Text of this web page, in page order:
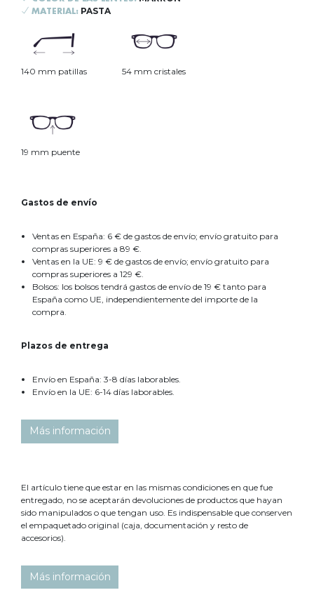
MATERIAL: PASTA
140 mm patillas 54 mm cristales
19 mm puente
Gastos de envío
Ventas en España: 6 € de gastos de envío; envío gratuito para
compras superiores a 89 €.
Ventas en la UE: 9 € de gastos de envío; envío gratuito para
compras superiores a 129 €.
Bolsos: los bolsos tendrá gastos de envío de 19 € tanto para
España como UE, independientemente del importe de la
compra.
Plazos de entrega
Envío en España: 3-8 días laborables.
Envío en la UE: 6-14 días laborables.
Más información
El artículo tiene que estar en las mismas condiciones en que fue
entregado, no se aceptarán devoluciones de productos que hayan
sido manipulados o que tengan uso. Es indispensable que conserven
el empaquetado original (caja, documentación y resto de
accesorios).
Más información